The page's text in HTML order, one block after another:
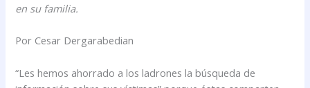
en su familia.
Por Cesar Dergarabedian
“Les hemos ahorrado a los ladrones la búsqueda de